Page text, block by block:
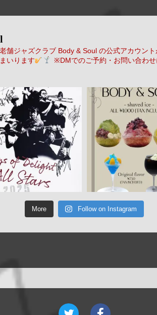
舗ジャズクラブ Body & Soul の公式アカウント
いります
※DMでのご予約・お問い合わ
More Follow on Instagram